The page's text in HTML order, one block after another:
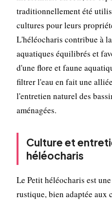
traditionnellement été
cultures pour leurs
L'héléocharis contribue à
aquatiques équilibrés et
d'une flore et faune
filtrer l'eau en fait une
l'entretien naturel des
aménagées.
Culture et
héléocharis
Le Petit héléocharis est
rustique, bien adaptée aux